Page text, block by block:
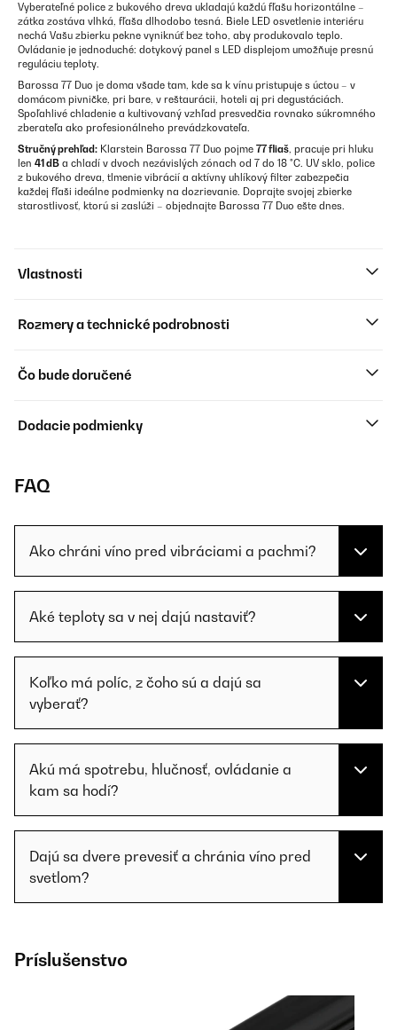
Vyberateľné police z bukového dreva ukladajú každú fľašu horizontálne –
zátka zostáva vlhká, fľaša dlhodobo tesná. Biele LED osvetlenie interiéru
nechá Vašu zbierku pekne vyniknúť bez toho, aby produkovalo teplo.
Ovládanie je jednoduché: dotykový panel s LED displejom umožňuje presnú
reguláciu teploty.
Barossa 77 Duo je doma všade tam, kde sa k vínu pristupuje s úctou – v
domácom pivničke, pri bare, v reštaurácii, hoteli aj pri degustáciách.
Spoľahlivé chladenie a kultivovaný vzhľad presvedčia rovnako súkromného
zberateľa ako profesionálneho prevádzkovateľa.
Stručný prehľad: Klarstein Barossa 77 Duo pojme 77 fliaš, pracuje pri hluku
len 41 dB a chladí v dvoch nezávislých zónach od 7 do 18 °C. UV sklo, police
z bukového dreva, tlmenie vibrácií a aktívny uhlíkový filter zabezpečia
každej fľaši ideálne podmienky na dozrievanie. Doprajte svojej zbierke
starostlivosť, ktorú si zaslúži – objednajte Barossa 77 Duo ešte dnes.
Vlastnosti
Rozmery a technické podrobnosti
Čo bude doručené
Dodacie podmienky
FAQ
Ako chráni víno pred vibráciami a pachmi?
Aké teploty sa v nej dajú nastaviť?
Koľko má políc, z čoho sú a dajú sa
vyberať?
Akú má spotrebu, hlučnosť, ovládanie a
kam sa hodí?
Dajú sa dvere prevesiť a chránia víno pred
svetlom?
Príslušenstvo